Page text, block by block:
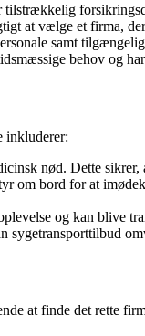
tilstrækkelig
at vælge et firma,
samt
behov og
inkluderer:
nød. Dette sikrer,
om bord for at
og kan blive
sygetransporttilbud
at finde det rette